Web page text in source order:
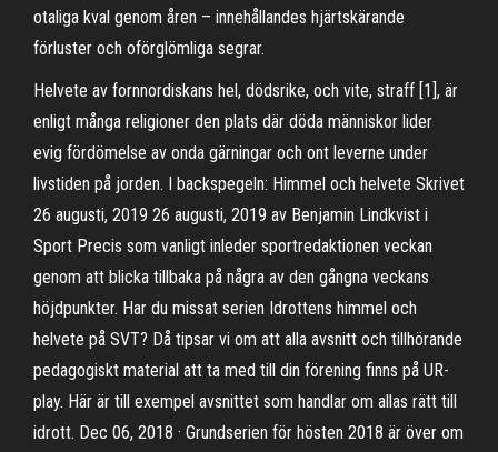
otaliga kval genom åren – innehållandes hjärtskärande
förluster och oförglömliga segrar.
Helvete av fornnordiskans hel, dödsrike, och vite, straff [1], är
enligt många religioner den plats där döda människor lider
evig fördömelse av onda gärningar och ont leverne under
livstiden på jorden. I backspegeln: Himmel och helvete Skrivet
26 augusti, 2019 26 augusti, 2019 av Benjamin Lindkvist i
Sport Precis som vanligt inleder sportredaktionen veckan
genom att blicka tillbaka på några av den gångna veckans
höjdpunkter. Har du missat serien Idrottens himmel och
helvete på SVT? Då tipsar vi om att alla avsnitt och tillhörande
pedagogiskt material att ta med till din förening finns på UR-
play. Här är till exempel avsnittet som handlar om allas rätt till
idrott. Dec 06, 2018 · Grundserien för hösten 2018 är över om